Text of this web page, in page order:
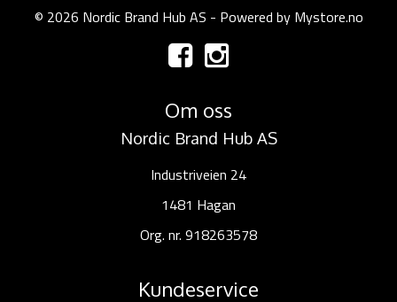
© 2026 Nordic Brand Hub AS - Powered by Mystore.no
Om oss
Nordic Brand Hub AS
Industriveien 24
1481 Hagan
Org. nr. 918263578
Kundeservice